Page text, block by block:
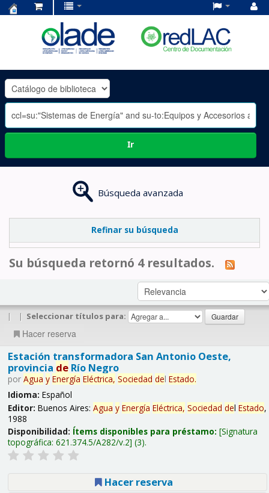
OLADE
-
Ir
Búsqueda avanzada
Refinar su búsqueda
Su búsqueda retornó 4 resultados.
| | Seleccionar títulos para:
Hacer reserva
Estación transformadora San Antonio Oeste,
provincia deRío Negro
por Agua y Energía Eléctrica, Sociedad del Estado.
Idioma: Español
Editor: Buenos Aires: Agua y Energía Eléctrica, Sociedad del Estado,
1988
Disponibilidad: Ítems disponibles para préstamo: Signatura
topográfica: 621.374.5/A282/v.2 (3).
Hacer reserva